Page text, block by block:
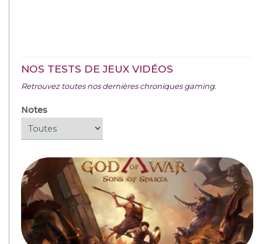
NOS TESTS DE JEUX VIDÉOS
Retrouvez toutes nos dernières chroniques gaming.
Notes